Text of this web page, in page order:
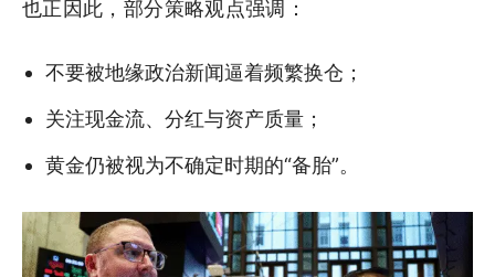
也正因此，部分策略观点强调：
不要被地缘政治新闻逼着频繁换仓；
关注现金流、分红与资产质量；
黄金仍被视为不确定时期的“备胎”。